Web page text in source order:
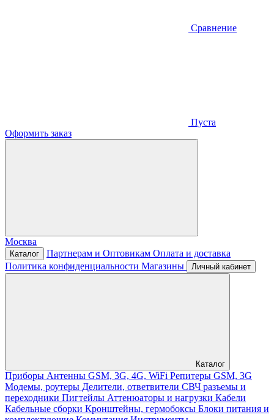
Сравнение
Пуста
Оформить заказ
Москва
Каталог Партнерам и Оптовикам Оплата и доставка
Политика конфиденциальности Магазины Личный кабинет
Каталог
Приборы Антенны GSM, 3G, 4G, WiFi Репитеры GSM, 3G
Модемы, роутеры Делители, ответвители СВЧ разъемы и
переходники Пигтейлы Аттенюаторы и нагрузки Кабели
Кабельные сборки Кронштейны, гермобоксы Блоки питания и